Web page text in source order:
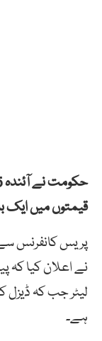
قیمتوں میں ایک
پریس کانفرنس
ہے۔